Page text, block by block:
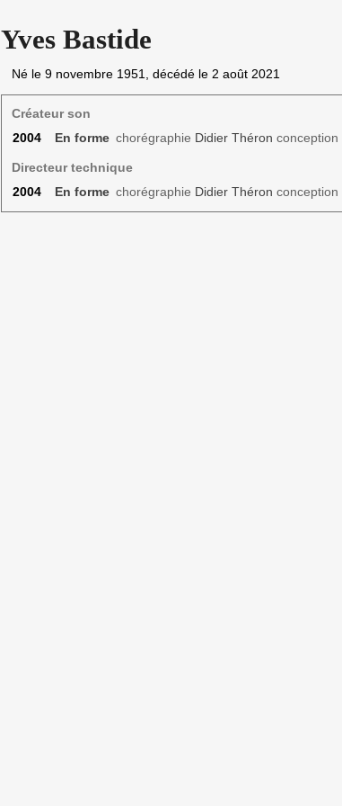
Yves Bastide
Né le 9 novembre 1951 , décédé le 2 août 2021
Créateur son
2004
En formechorégraphie Didier Théron conception
Directeur technique
2004
En formechorégraphie Didier Théron conception